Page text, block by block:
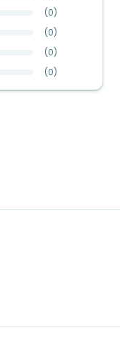
(0)
(0)
(0)
(0)